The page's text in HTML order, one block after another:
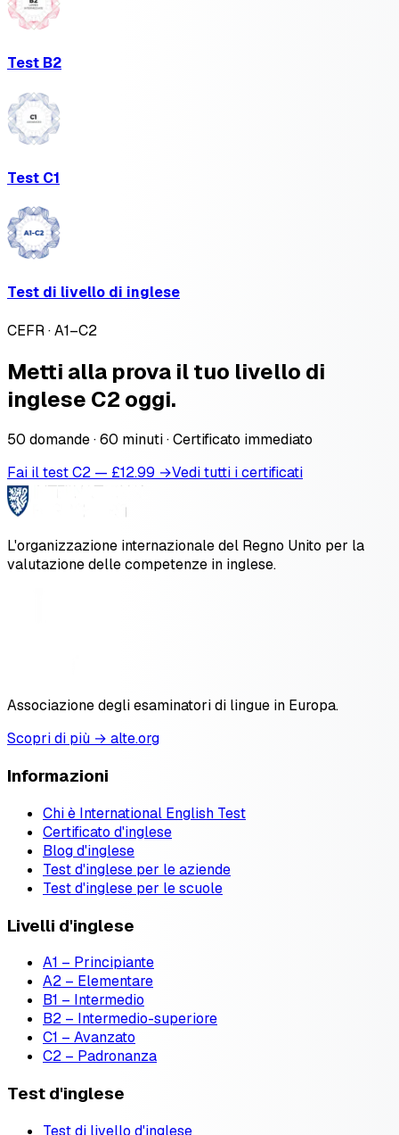
Test B2
Test C1
Test di livello di inglese
CEFR · A1–C2
Metti alla prova il tuo livello di
inglese C2 oggi.
50 domande · 60 minuti · Certificato immediato
Fai il test C2 — £12.99 →Vedi tutti i certificati
L'organizzazione internazionale del Regno Unito per la
valutazione delle competenze in inglese.
Associazione degli esaminatori di lingue in Europa.
Scopri di più → alte.org
Informazioni
Chi è International English Test
Certificato d'inglese
Blog d'inglese
Test d'inglese per le aziende
Test d'inglese per le scuole
Livelli d'inglese
A1 – Principiante
A2 – Elementare
B1 – Intermedio
B2 – Intermedio-superiore
C1 – Avanzato
C2 – Padronanza
Test d'inglese
Test di livello d'inglese